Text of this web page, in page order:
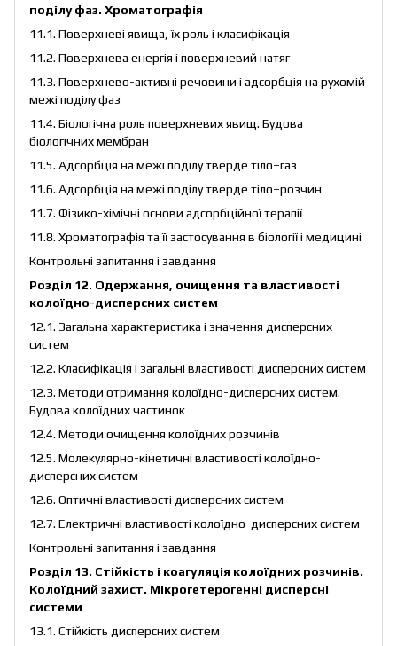
поділу фаз. Хроматографія
11.1. Поверхневі явища, їх роль і класифікація
11.2. Поверхнева енергія і поверхневий натяг
11.3. Поверхнево-активні речовини і адсорбція на рухомій
межі поділу фаз
11.4. Біологічна роль поверхневих явищ. Будова
біологічних мембран
11.5. Адсорбція на межі поділу тверде тіло–газ
11.6. Адсорбція на межі поділу тверде тіло–розчин
11.7. Фізико-хімічні основи адсорбційної терапії
11.8. Хроматографія та її застосування в біології і медицині
Контрольні запитання і завдання
Розділ 12. Одержання, очищення та властивості
колоїдно-дисперсних систем
12.1. Загальна характеристика і значення дисперсних
систем
12.2. Класифікація і загальні властивості дисперсних систем
12.3. Методи отримання колоїдно-дисперсних систем.
Будова колоїдних частинок
12.4. Методи очищення колоїдних розчинів
12.5. Молекулярно-кінетичні властивості колоїдно-
дисперсних систем
12.6. Оптичні властивості дисперсних систем
12.7. Електричні властивості колоїдно-дисперсних систем
Контрольні запитання і завдання
Розділ 13. Стійкість і коагуляція колоїдних розчинів.
Колоїдний захист. Мікрогетерогенні дисперсні
системи
13.1. Стійкість дисперсних систем